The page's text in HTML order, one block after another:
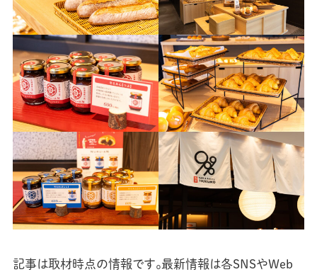
記事は取材時点の情報です。最新情報は各SNSやWeb